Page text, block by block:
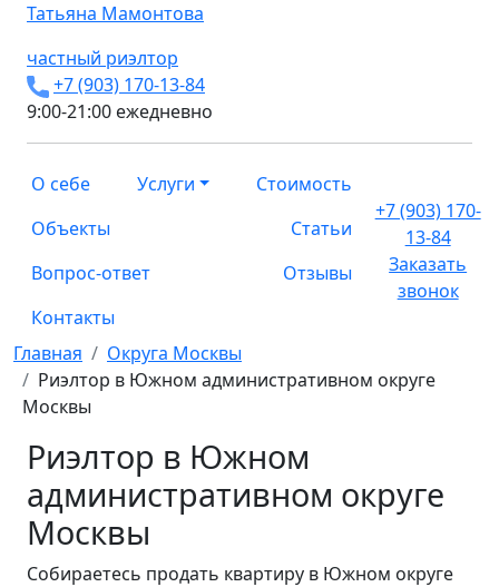
Татьяна Мамонтова
частный риэлтор
+7 (903) 170-13-84
9:00-21:00 ежедневно
О себе Услуги
Стоимость
Объекты
Статьи
Вопрос-ответ
Отзывы
Контакты
+7 (903) 170-
13-84
Заказать
звонок
Главная
Округа Москвы
Риэлтор в Южном административном округе
Москвы
Риэлтор в Южном
административном округе
Москвы
Собираетесь продать квартиру в Южном округе